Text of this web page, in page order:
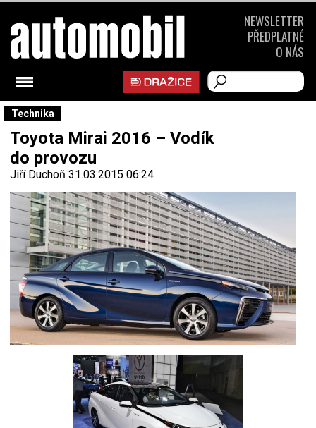
Technika
Toyota Mirai 2016 – Vodík
do provozu
Jiří Duchoň 31.03.2015 06:24
NEWSLETTER
PŘEDPLATNÉ
O NÁS